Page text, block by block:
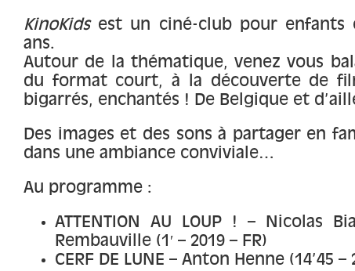
KinoKidsest un ciné-club pour enfants
ans.
Autour de la thématique, venez vous
du format court, à la découverte de
bigarrés, enchantés ! De Belgique et
Des images et des sons à partager en
dans une ambiance conviviale…
Au programme :
ATTENTION AU LOUP ! – Nicolas
Rembauville (1′ – 2019 – FR)
CERF DE LUNE – Anton Henne (14’45 –